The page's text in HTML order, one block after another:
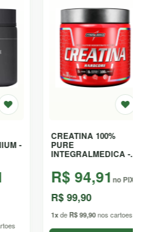
CREATINA 100%
PURE
INTEGRALMEDICA -
R$ 94,91no PIX
R$ 99,90
R$ 99,90nos cartoes